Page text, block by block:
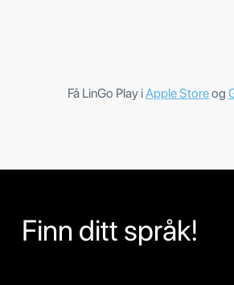
Få LinGo Play iApple Storeog
Finn ditt språk!